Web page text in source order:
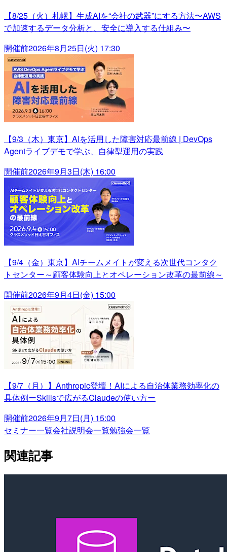
【8/25（火）札幌】生成AIを“会社の武器”にする方法〜AWS
で加速するデータ分析と、安全に導入する仕組み〜
開催前2026年8月25日(火) 17:30
【9/3（木）東京】AIを活用した障害対応最前線 | DevOps
Agentライブデモで学ぶ、自律型運用の実践
開催前2026年9月3日(木) 16:00
【9/4（金）東京】AIチームメイトが変える次世代コンタク
トセンター～顧客体験向上とオペレーション改革の最前線～
開催前2026年9月4日(金) 15:00
【9/7（月）】Anthropic登壇！AIによる自治体業務効率化の
具体例ーSkillsで広がるClaudeの使い方ー
開催前2026年9月7日(月) 15:00
セミナー一覧会社説明会一覧勉強会一覧
関連記事